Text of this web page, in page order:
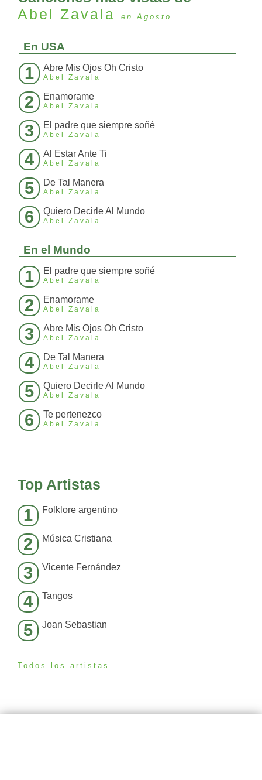
Abel Zavala
en Agosto
En USA
1 Abre Mis Ojos Oh Cristo
Abel Zavala
2 Enamorame
Abel Zavala
3 El padre que siempre soñé
Abel Zavala
4 Al Estar Ante Ti
Abel Zavala
5 De Tal Manera
Abel Zavala
6 Quiero Decirle Al Mundo
Abel Zavala
En el Mundo
1 El padre que siempre soñé
Abel Zavala
2 Enamorame
Abel Zavala
3 Abre Mis Ojos Oh Cristo
Abel Zavala
4 De Tal Manera
Abel Zavala
5 Quiero Decirle Al Mundo
Abel Zavala
6 Te pertenezco
Abel Zavala
Top Artistas
1 Folklore argentino
2 Música Cristiana
3 Vicente Fernández
4 Tangos
5 Joan Sebastian
Todos los artistas